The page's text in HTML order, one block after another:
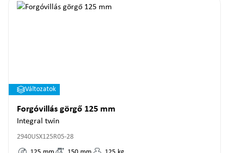
Változatok
Forgóvillás görgő 125 mm
Integral twin
2940USX125R05-28